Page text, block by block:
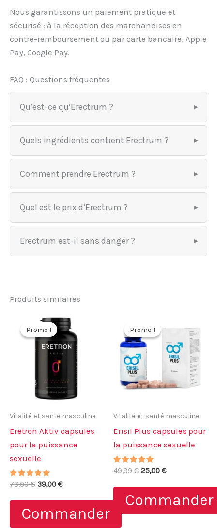
Nous garantissons un paiement pratique et
sécurisé : à la réception des marchandises en
contre-remboursement ou par carte bancaire, Apple
Pay, Google Pay.
FAQ : Questions fréquentes
Qu’est-ce qu’Erectrum ?
Quels ingrédients contient Erectrum ?
Comment prendre Erectrum ?
Quel est le prix d’Erectrum ?
Erectrum est-il sans danger ?
Produits similaires
Promo !
Promo !
Vitalité et santé masculine
Eretron Aktiv capsules
pour la puissance
sexuelle
Note
78,00€ Le
initial
était :
78,00 €.
39,00 €Le
actuel
est :
39,00 €.
Commander
Promo !
Promo !
Vitalité et santé masculine
Erisil Plus capsules pour
la puissance sexuelle
Note
49,99€ Le
initial
était :
49,99 €.
25,00 €Le
actuel
est :
25,00 €.
Commander